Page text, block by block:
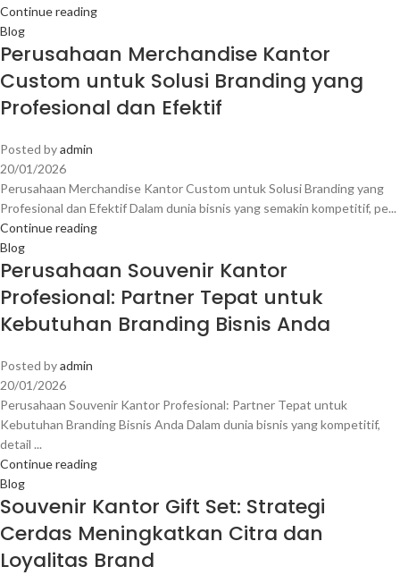
Continue reading
Blog
Perusahaan Merchandise Kantor
Custom untuk Solusi Branding yang
Profesional dan Efektif
Posted byadmin
20/01/2026
Perusahaan Merchandise Kantor Custom untuk Solusi Branding yang
Profesional dan Efektif Dalam dunia bisnis yang semakin kompetitif, pe...
Continue reading
Blog
Perusahaan Souvenir Kantor
Profesional: Partner Tepat untuk
Kebutuhan Branding Bisnis Anda
Posted byadmin
20/01/2026
Perusahaan Souvenir Kantor Profesional: Partner Tepat untuk
Kebutuhan Branding Bisnis Anda Dalam dunia bisnis yang kompetitif,
detail ...
Continue reading
Blog
Souvenir Kantor Gift Set: Strategi
Cerdas Meningkatkan Citra dan
Loyalitas Brand